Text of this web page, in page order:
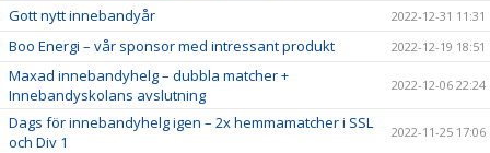
Gott nytt innebandyår 2022-12-31 11:31
Boo Energi – vår sponsor med intressant produkt 2022-12-19 18:51
Maxad innebandyhelg – dubbla matcher +
Innebandyskolans avslutning
2022-12-06 22:24
Dags för innebandyhelg igen – 2x hemmamatcher i SSL
och Div 1
2022-11-25 17:06